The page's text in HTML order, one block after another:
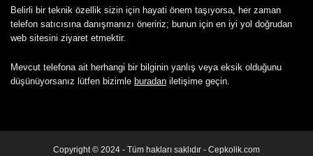
Belirli bir teknik özellik sizin için hayati önem taşıyorsa, her zaman
telefon satıcısına danışmanızı öneririz; bunun için en iyi yol doğrudan
web sitesini ziyaret etmektir.
Mevcut telefona ait herhangi bir bilginin yanlış veya eksik olduğunu
düşünüyorsanız lütfen bizimle buradan iletişime geçin.
Copyright © 2024 - Tüm hakları saklıdır - Cepkolik.com